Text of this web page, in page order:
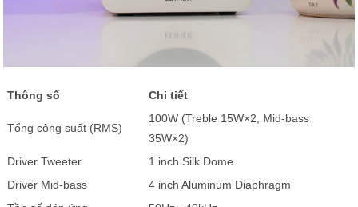
Thông số Chi tiết
Tổng công suất (RMS)
100W (Treble 15W×2, Mid-bass
35W×2)
Driver Tweeter
1 inch Silk Dome
Driver Mid-bass
4 inch Aluminum Diaphragm